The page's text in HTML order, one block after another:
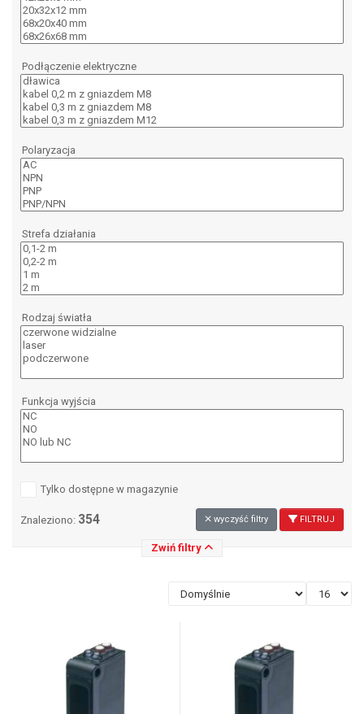
Podłączenie elektryczne
Polaryzacja
Strefa działania
Rodzaj światła
Funkcja wyjścia
Tylko dostępne w magazynie
Znaleziono: 354 wyczyść filtry FILTRUJ
Zwiń filtry